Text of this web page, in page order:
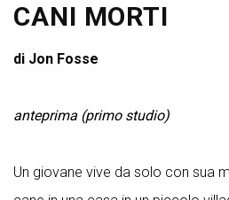
CANI MORTI
di Jon Fosse
anteprima (primo studio)
Un giovane vive da solo con sua